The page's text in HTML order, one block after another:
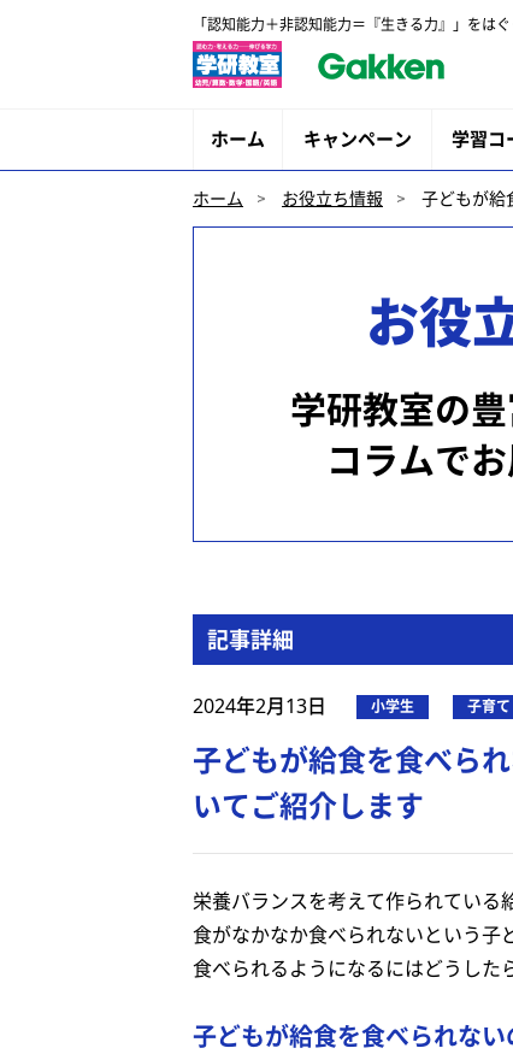
「認知能力＋非認知能力＝『生きる力』」をは
ホーム キャンペーン 学習コ
ホーム お役立ち情報 子どもが給
お役
学研教室の
コラムでお
記事詳細
2024年2月13日 小学生 子育て
子どもが給食を食べら
いてご紹介します
栄養バランスを考えて作られてい
食がなかなか食べられないという子
食べられるようになるにはどうした
子どもが給食を食べられな